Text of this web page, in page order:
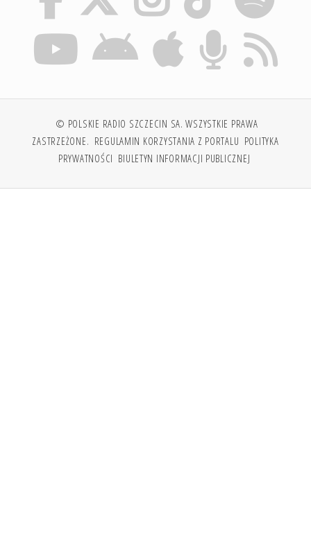
© POLSKIE RADIO SZCZECIN SA. WSZYSTKIE PRAWA
ZASTRZEŻONE. REGULAMIN KORZYSTANIA Z PORTALU POLITYKA
PRYWATNOŚCI BIULETYN INFORMACJI PUBLICZNEJ